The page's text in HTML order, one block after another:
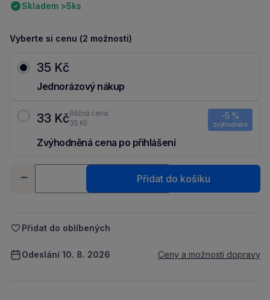
Skladem >5ks
Vyberte si cenu (2 možnosti)
35 Kč
Jednorázový nákup
33 KčBěžná cena:
35 Kč
-5 %
zvýhodnění
Zvýhodněná cena po přihlášení
-
+
Přidat do košíku
Přidat do oblíbených
Odeslání 10. 8. 2026 Ceny a možnosti dopravy